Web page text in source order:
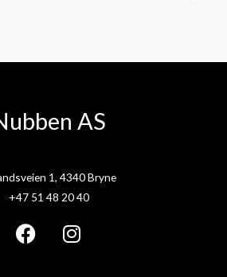
AS
1, 4340 Bryne
+47 51 48 20 40
F
I